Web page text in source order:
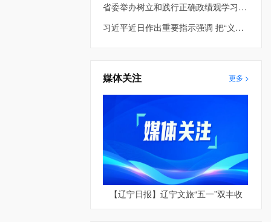
省委举办树立和践行正确政绩观学习教育第2期读书班暨省委理论学习中心组专题学习会 车俊到会指导 许昆林主持并讲话
习近平近日作出重要指示强调 把“义乌发展经验”进一步总结好运用好 探索走出符合各自实际的高质量发展之路
媒体关注 更多 >
【辽宁日报】辽宁文旅“五一”双丰收